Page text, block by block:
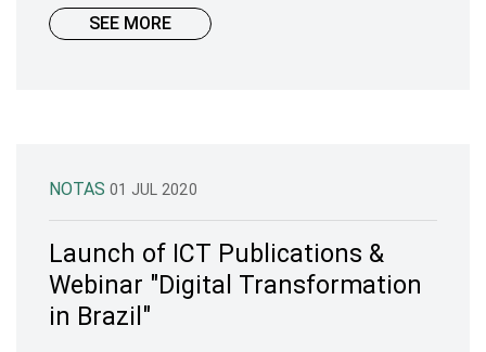
SEE MORE
NOTAS 01 JUL 2020
Launch of ICT Publications &
Webinar "Digital Transformation
in Brazil"